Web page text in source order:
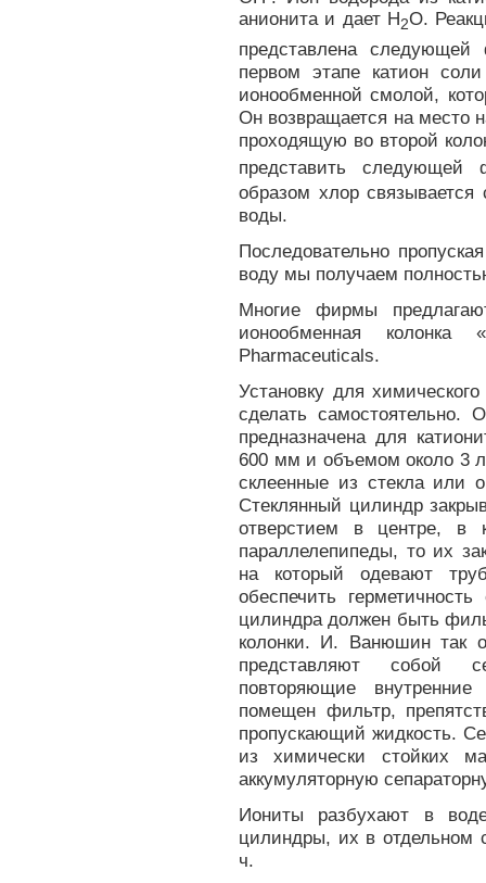
анионита и дает H2O.
представлена
первом этапе катион
ионообменной смолой,
Он возвращается на место
проходящую во второй
представить следующей
образом хлор
воды.
Последовательно
воду мы получаем
Многие фирмы
ионообменная
Pharmaceuticals.
Установку для
сделать самостоятельно.
предназначена для
600 мм и объемом около 3
склеенные из стекла или
Стеклянный цилиндр
отверстием в центре, в
параллелепипеды, то их
на который одевают
обеспечить
цилиндра должен быть
колонки. И. Ванюшин так
представляют собой
повторяющие
помещен фильтр,
пропускающий жидкость.
из химически стойких
аккумуляторную
Иониты разбухают в
цилиндры, их в отдельном
ч.